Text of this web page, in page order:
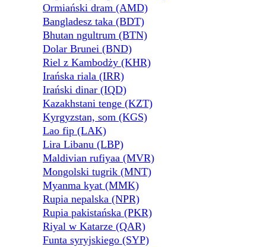
Ormiański dram (AMD)
Bangladesz taka (BDT)
Bhutan ngultrum (BTN)
Dolar Brunei (BND)
Riel z Kambodży (KHR)
Irańska riala (IRR)
Irański dinar (IQD)
Kazakhstani tenge (KZT)
Kyrgyzstan, som (KGS)
Lao fip (LAK)
Lira Libanu (LBP)
Maldivian rufiyaa (MVR)
Mongolski tugrik (MNT)
Myanma kyat (MMK)
Rupia nepalska (NPR)
Rupia pakistańska (PKR)
Riyal w Katarze (QAR)
Funta syryjskiego (SYP)